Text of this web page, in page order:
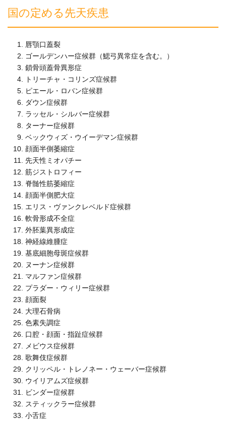
国の定める先天疾患
唇顎口蓋裂
ゴールデンハー症候群（鰓弓異常症を含む。）
鎖骨頭蓋骨異形症
トリーチャ・コリンズ症候群
ピエール・ロバン症候群
ダウン症候群
ラッセル・シルバー症候群
ターナー症候群
ベックウィズ・ウイーデマン症候群
顔面半側萎縮症
先天性ミオパチー
筋ジストロフィー
脊髄性筋萎縮症
顔面半側肥大症
エリス・ヴァンクレベルド症候群
軟骨形成不全症
外胚葉異形成症
神経線維腫症
基底細胞母斑症候群
ヌーナン症候群
マルファン症候群
プラダー・ウィリー症候群
顔面裂
大理石骨病
色素失調症
口腔・顔面・指趾症候群
メビウス症候群
歌舞伎症候群
クリッペル・トレノネー・ウェーバー症候群
ウイリアムズ症候群
ビンダー症候群
スティックラー症候群
小舌症